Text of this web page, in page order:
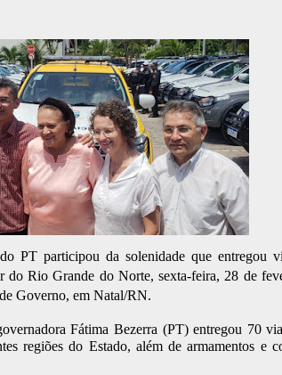
PT participou da solenidade que entregou
do Rio Grande do Norte, sexta-feira, 28 de
Governo, em Natal/RN.
Fátima Bezerra (PT) entregou 70
regiões do Estado, além de armamentos e